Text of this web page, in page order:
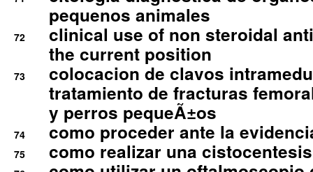
pequenos animales
72
clinical use of non steroidal
the current position
73
colocacion de clavos
tratamiento de fracturas
y perros pequeÃ±os
74 como proceder ante la
75 como realizar una